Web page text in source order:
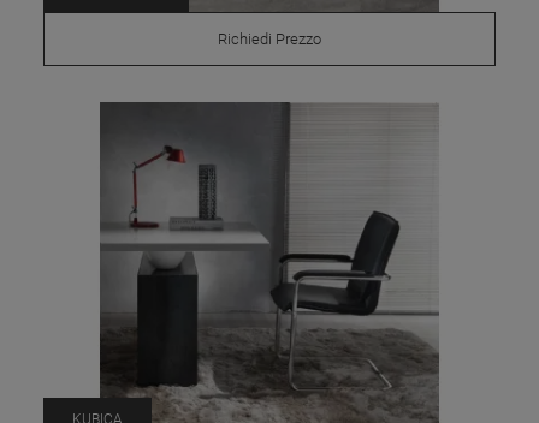
Richiedi Prezzo
KUBICA